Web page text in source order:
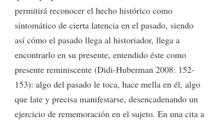
permitirá reconocer el hecho histórico como
sintomático de cierta latencia en el pasado, siendo
así cómo el pasado llega al historiador, llega a
encontrarlo en su presente, entendido éste como
presente reminiscente (Didi-Huberman 2008: 152-
153): algo del pasado le toca, hace mella en él, algo
que late y precisa manifestarse, desencadenando un
ejercicio de rememoración en el sujeto. En una cita a